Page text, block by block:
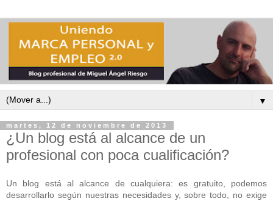
▼
martes, 12 de noviembre de 2013
¿Un blog está al alcance de un
profesional con poca cualificación?
Un blog está al alcance de cualquiera: es gratuito, podemos
desarrollarlo según nuestras necesidades y, sobre todo, no exige